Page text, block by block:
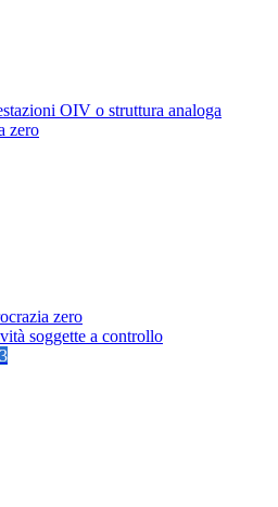
OIV o struttura analoga
zero
zero
soggette a controllo
3